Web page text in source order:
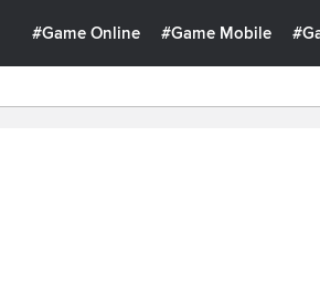
#Game Online #Game Mobile